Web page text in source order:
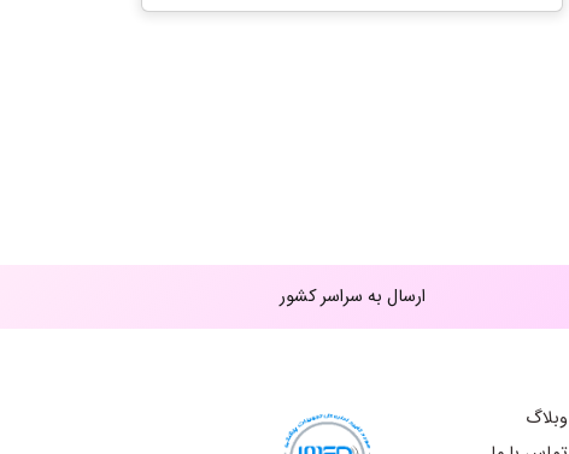
ارسال به سراسر کشور
وبلاگ